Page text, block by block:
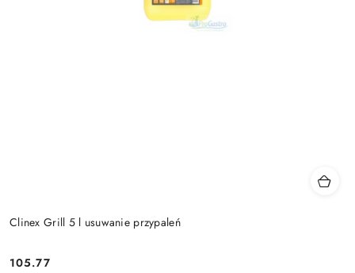
Clinex Grill 5 l usuwanie przypaleń
105.77